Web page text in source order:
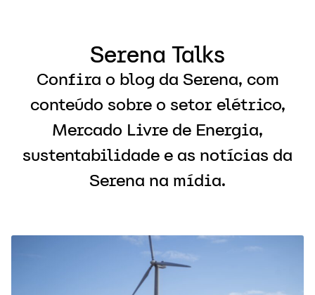
Serena Talks
Confira o blog da Serena, com
conteúdo sobre o setor elétrico,
Mercado Livre de Energia,
sustentabilidade e as notícias da
Serena na mídia.